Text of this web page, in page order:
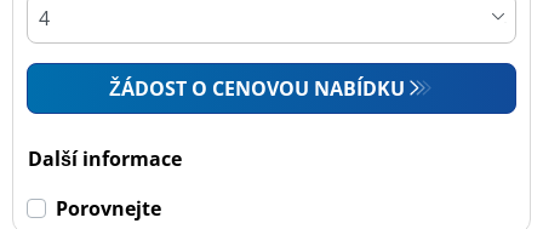
ŽÁDOST O CENOVOU NABÍDKU
Další informace
Porovnejte